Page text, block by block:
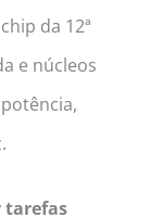
da 12ª
e núcleos
tarefas